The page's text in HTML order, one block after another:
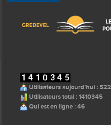
Utilisateurs aujourd'hui : 522
Utilisateurs total : 1410345
Qui est en ligne : 46